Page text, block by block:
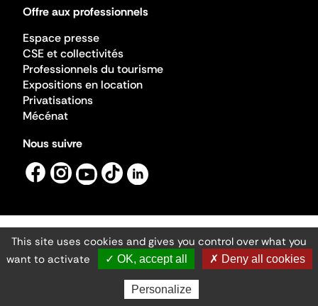
Offre aux professionnels
Espace presse
CSE et collectivités
Professionnels du tourisme
Expositions en location
Privatisations
Mécénat
Nous suivre
Mentions légales
Gestion des cookies
Accessibilité numérique
Ministère de la Culture ©2026
- Cité de l'architecture et du patrimoine
This site uses cookies and gives you control over what you
want to activate
✓ OK, accept all ✗ Deny all cookies
Personalize